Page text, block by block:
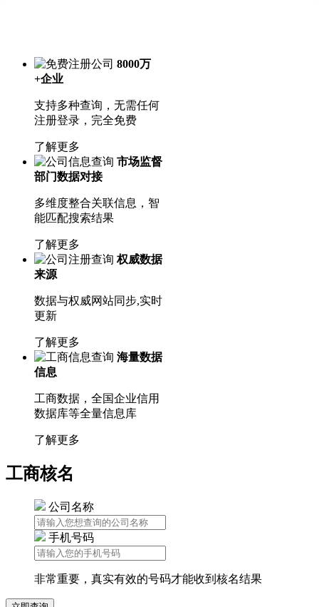
8000万
+企业
支持多种查询，无需任何
注册登录，完全免费
了解更多
市场监督
部门数据对接
多维度整合关联信息，智
能匹配搜索结果
了解更多
权威数据
来源
数据与权威网站同步,实时
更新
了解更多
海量数据
信息
工商数据，全国企业信用
数据库等全量信息库
了解更多
工商核名
公司名称
手机号码
非常重要，真实有效的号码才能收到核名结果